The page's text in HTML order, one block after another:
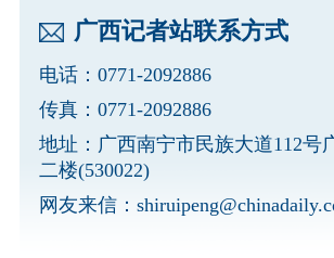
广西记者站联系方式
电话：0771-2092886
传真：0771-2092886
地址：广西南宁市民族大道112号
二楼(530022)
网友来信：